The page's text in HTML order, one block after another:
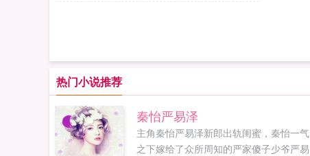
热门小说推荐
秦怡严易泽
主角秦怡严易泽新郎出轨闺蜜，秦怡一气
之下嫁给了众所周知的严家傻子少爷严易